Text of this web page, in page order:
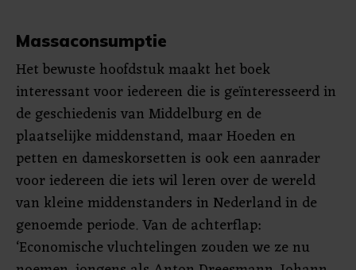
Massaconsumptie
Het bewuste hoofdstuk maakt het boek
interessant voor iedereen die is geïnteresseerd in
de geschiedenis van Middelburg en de
plaatselijke middenstand, maar Hoeden en
petten en dameskorsetten is ook een aanrader
voor iedereen die iets wil leren over de wereld
van kleine middenstanders in Nederland in de
genoemde periode. Van de achterflap:
‘Economische vluchtelingen zouden we ze nu